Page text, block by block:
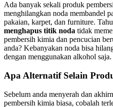
Ada banyak sekali produk
menghilangkan noda membandel
pakaian, karpet, dan furniture.
menghapus titik noda tidak
pembersih kimia dan pencucian
anda? Kebanyakan noda bisa
dengan menggunakan alkohol saja.
Apa Alternatif Selain
Sebelum anda menyerah dan
pembersih kimia biasa, cobalah